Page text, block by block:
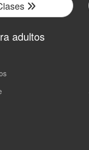
adultos